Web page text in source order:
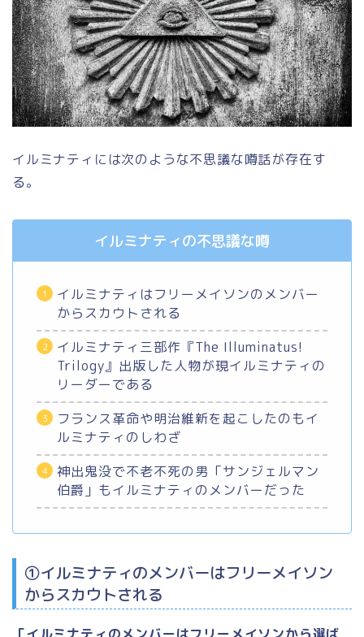
イルミナティには次のような不思議な噂話が存在す
る。
イルミナティの不思議な噂
イルミナティはフリーメイソンのメンバー
からスカウトされる
イルミナティ三部作『The Illuminatus!
Trilogy』出版した人物が現イルミナティの
リーダーである
フランス革命や明治維新を起こしたのもイ
ルミナティのしわざ
神出鬼没で不老不死の男「サンジェルマン
伯爵」もイルミナティのメンバーだった
①イルミナティのメンバーはフリーメイソン
からスカウトされる
「イルミナティのメンバーはフリーメイソンから選ば